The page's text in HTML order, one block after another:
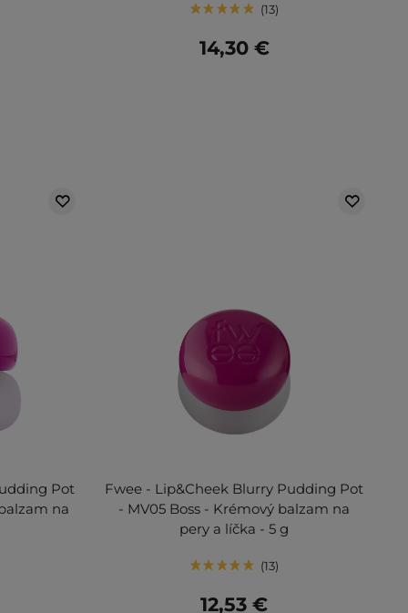
13
14,30 €
Pot
na
Fwee - Lip&Cheek Blurry Pudding Pot
- MV05 Boss - Krémový balzam na
pery a líčka - 5 g
13
12,53 €